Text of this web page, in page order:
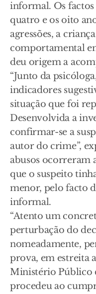
informal. Os
quatro e os oito
agressões, a
comportamental
deu origem a
“Junto da
indicadores
situação que foi
Desenvolvida a
confirmar-se a
autor do crime”,
abusos ocorreram
que o suspeito
menor, pelo facto
informal.
“Atento um
perturbação do
nomeadamente,
prova, em estreita
Ministério Público
procedeu ao